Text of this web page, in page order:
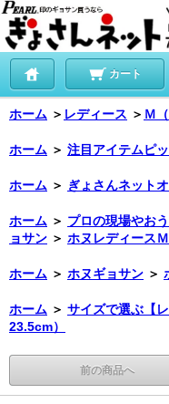
カート
ホーム ＞ レディース ＞ Ｍ
ホーム ＞ 注目アイテムピ
ホーム ＞ ぎょさんネット
ホーム ＞ プロの現場やお
ョサン ＞ ホヌレディース
ホーム ＞ ホヌギョサン ＞
ホーム ＞ サイズで選ぶ【レ
23.5cm）
前の商品へ